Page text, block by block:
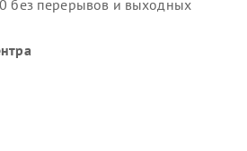
без перерывов и выходных